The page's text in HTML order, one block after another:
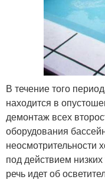
В течение того
находится в
демонтаж всех
оборудования
неосмотрительности
под действием
речь идет об